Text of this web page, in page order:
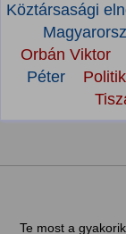
Köztársasági
Orbán Viktor
Péter
Te most a